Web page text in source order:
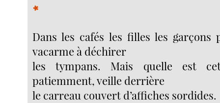
*
Dans les cafés les filles les garçons
vacarme à déchirer
les tympans. Mais quelle est
patiemment, veille derrière
le carreau couvert d’affiches sordides.